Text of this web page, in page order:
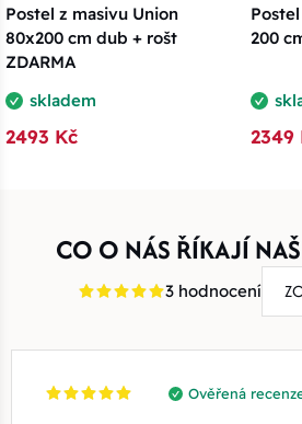
Postel z masivu Union
80x200 cm dub + rošt
ZDARMA
skladem
2493 Kč
200
2349
CO O NÁS ŘÍKAJÍ
3 hodnocení
Ověřená